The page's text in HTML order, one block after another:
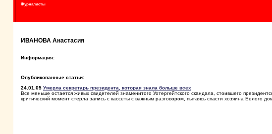
Журналисты
ИВАНОВА Анастасия
Информация:
Опубликованные статьи:
24.01.05 Умерла секретарь президента, которая знала больше всех
Все меньше остается живых свидетелей знаменитого Уотергейтского скандала, стоившего
критический момент стерла запись с кассеты с важным разговором, пытаясь спасти хозяина Белого